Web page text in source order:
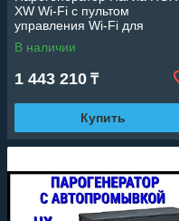
XW Wi-Fi c пультом
управления Wi-Fi для
Паровой (Мощность 5,7 кВт,
объем 2-7 м3)
В наличии
1 443 210 ₸
Купить